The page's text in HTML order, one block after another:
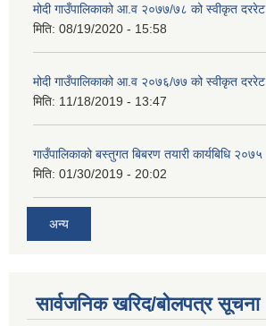
मोदी गाउँपालिकाको आ.व २०७७/७८ को स्वीकृत दररेट
मिति: 08/19/2020 - 15:58
मोदी गाउँपालिकाको आ.व २०७६/७७ को स्वीकृत दररेट
मिति: 11/18/2019 - 13:47
गाउँपालिकाको बस्तुगत बिबरण तयारी कार्यबिधि २०७५
मिति: 01/30/2019 - 20:02
अन्य
सार्वजनिक खरिद/बोलपत्र सूचना